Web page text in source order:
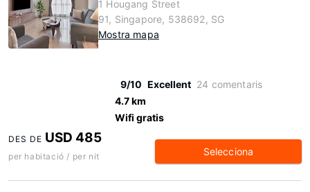
1 Hougang Street
91, Singapore, 538692, SG
Mostra mapa
9/10 Excellent 24 comentaris
4.7 km
Wifi gratis
DES DE USD 485
per habitació / per nit Selecciona